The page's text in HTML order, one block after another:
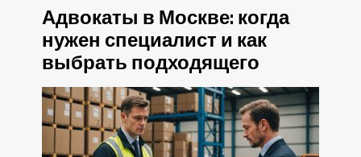
Адвокаты в Москве: когда
нужен специалист и как
выбрать подходящего